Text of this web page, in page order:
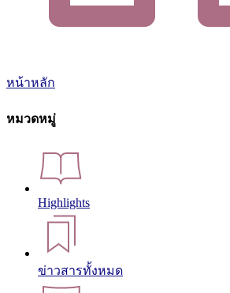
หน้าหลัก
หมวดหมู่
Highlights
ข่าวสารทั้งหมด